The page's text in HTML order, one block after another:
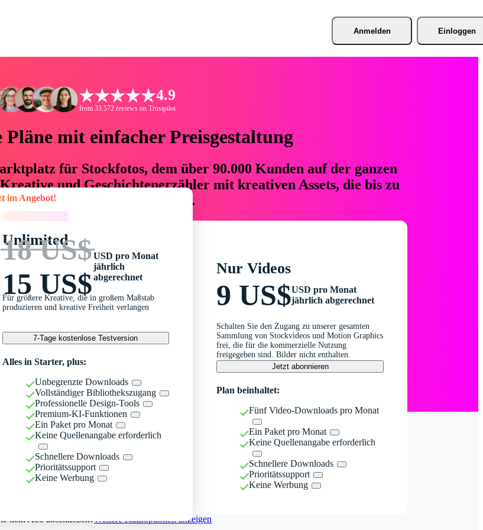
Anmelden Einloggen
4.9
from 33.572 reviews on Trustpilot
mit einfacher Preisgestaltung
für Stockfotos, dem über 90.000 Kunden auf der ganzen
und Geschichtenerzähler mit kreativen Assets, die bis zu
an Zeit und Budget einsparen.
Angebot!
Unlimited
18 US$
15 US$
USD pro Monat
jährlich
abgerechnet
Für größere Kreative, die in großem Maßstab
produzieren und kreative Freiheit verlangen
7-Tage kostenlose Testversion
Alles in Starter, plus:
Unbegrenzte Downloads
Vollständiger Bibliothekszugang
Professionelle Design-Tools
Premium-KI-Funktionen
Ein Paket pro Monat
Keine Quellenangabe erforderlich
Schnellere Downloads
Prioritätssupport
Keine Werbung
Nur Videos
9 US$USD pro Monat
jährlich abgerechnet
Schalten Sie den Zugang zu unserer gesamten
Sammlung von Stockvideos und Motion Graphics
frei, die für die kommerzielle Nutzung
freigegeben sind. Bilder nicht enthalten.
Jetzt abonnieren
Plan beinhaltet:
Fünf Video-Downloads pro Monat
Ein Paket pro Monat
Keine Quellenangabe erforderlich
Schnellere Downloads
Prioritätssupport
Keine Werbung
kein Abo abschließen?Weitere Kaufoptionen anzeigen